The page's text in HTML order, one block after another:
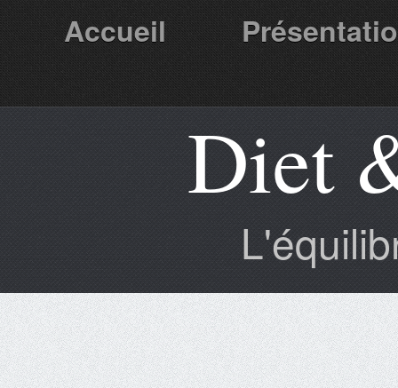
Accueil
Partenaires Diet